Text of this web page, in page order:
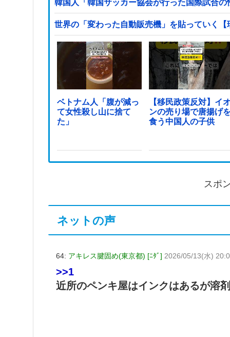
韓国人「韓国サッカー協会が行った国際試合
世界の「変わった自動販売機」を貼っていく【
ベトナム人「腹が減っ
て女性殺し山に捨て
た」
【移民政策反対】イ
ンの売り場で唐揚げ
食う中国人の子供
スポ
ネットの声
64: アキレス腱固め(東京都) [ﾆﾀﾞ] 2026/05/13(水)
>>1
近所のペンキ屋はインクはあるが溶